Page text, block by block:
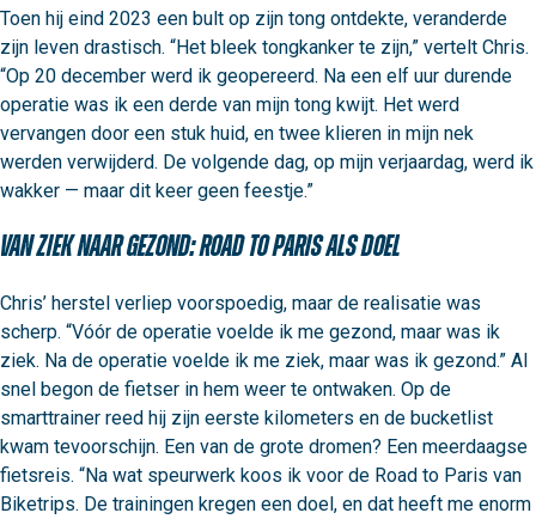
Toen hij eind 2023 een bult op zijn tong ontdekte, veranderde
zijn leven drastisch. “Het bleek tongkanker te zijn,” vertelt Chris.
“Op 20 december werd ik geopereerd. Na een elf uur durende
operatie was ik een derde van mijn tong kwijt. Het werd
vervangen door een stuk huid, en twee klieren in mijn nek
werden verwijderd. De volgende dag, op mijn verjaardag, werd ik
wakker — maar dit keer geen feestje.”
Van ziek naar gezond: Road to Paris als doel
Chris’ herstel verliep voorspoedig, maar de realisatie was
scherp. “Vóór de operatie voelde ik me gezond, maar was ik
ziek. Na de operatie voelde ik me ziek, maar was ik gezond.” Al
snel begon de fietser in hem weer te ontwaken. Op de
smarttrainer reed hij zijn eerste kilometers en de bucketlist
kwam tevoorschijn. Een van de grote dromen? Een meerdaagse
fietsreis. “Na wat speurwerk koos ik voor de Road to Paris van
Biketrips. De trainingen kregen een doel, en dat heeft me enorm